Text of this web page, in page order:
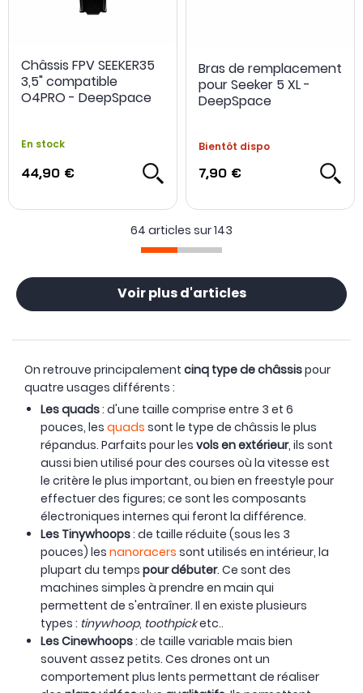
NOUVEAU
Châssis FPV SEEKER35
3,5" compatible
O4PRO - DeepSpace
En stock
44,90 €
Bras de remplacement
pour Seeker 5 XL -
DeepSpace
Bientôt dispo
7,90 €
64 articles sur143
Voir plus d'articles
On retrouve principalement cinq type de châssispour
quatre usages différents :
Les quads: d'une taille comprise entre 3 et 6
pouces, les quads sont le type de châssis le plus
répandus. Parfaits pour les vols en extérieur, ils sont
aussi bien utilisé pour des courses où la vitesse est
le critère le plus important, ou bien en freestyle pour
effectuer des figures; ce sont les composants
électroniques internes qui feront la différence.
Les Tinywhoops: de taille réduite (sous les 3
pouces) les nanoracers sont utilisés en intérieur, la
plupart du temps pour débuter. Ce sont des
machines simples à prendre en main qui
permettent de s'entraîner. Il en existe plusieurs
types : tinywhoop, toothpicketc..
Les Cinewhoops: de taille variable mais bien
souvent assez petits. Ces drones ont un
comportement plus lents permettant de réaliser